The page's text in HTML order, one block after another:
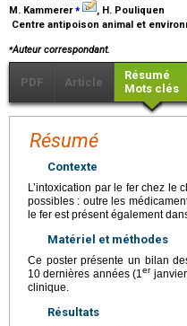
M. Kammerer⁎
, H. Pouliquen
Centre antipoison animal et
⁎Auteur correspondant.
PDF Article
Résumé
Mots clés
Résumé
Contexte
L’intoxication par le fer chez le
possibles : outre les
le fer est présent également
Matériel et méthodes
Ce poster présente un bilan
10 dernières années (1er
clinique.
Résultats